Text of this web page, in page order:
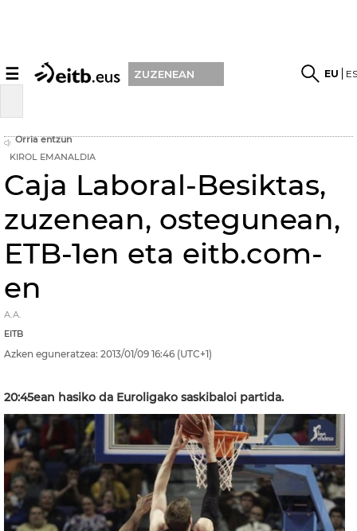
☰ ZUZENEAN EU
Orria entzun
KIROL EMANALDIA
Caja Laboral-Besiktas,
zuzenean, ostegunean,
ETB-1en eta eitb.com-
en
A.A.
EITB
Azken eguneratzea: 2013/01/09 16:46 (UTC+1)
20:45ean hasiko da Euroligako saskibaloi partida.